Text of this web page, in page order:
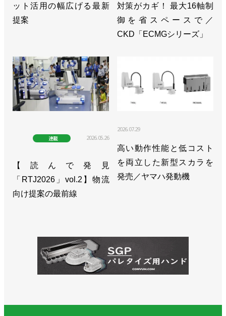
を更新／日本ロボット工業会
>>創立50周年記念式典を開催／日本ロボット工業会
催／日本ロボット工業会
>>四半期の生産額が過去最高を更新／日本ロボット
工業会
>>受注額が初の１兆円超え、生産額も過去最高／日
本ロボット工業会 2021年統計
>>創立50周年記念セミナーを６月中旬に開催／日本
ロボット工業会
>>四半期での受注額・生産額は過去最高に／日本ロ
>>10－12月の産ロボ受注額は3.9％増、年間も前年
から大きく増加／日本ロボット工業会
>>受注は前年同期比24.3％増加も、部材不足の不安
ット活用の幅広げる最新
提案
対策がカギ！ 最大16軸制
御を省スペースで／
CKD「ECMGシリーズ」
連載 2026.05.26
【読んで発見
「RTJ2026」vol.2】物流
向け提案の最前線
2026.07.29
高い動作性能と低コスト
を両立した新型スカラを
発売／ヤマハ発動機